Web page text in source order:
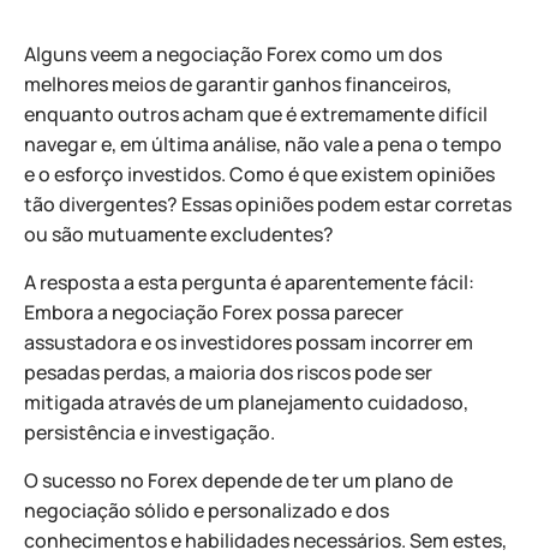
Alguns veem a negociação Forex como um dos
melhores meios de garantir ganhos financeiros,
enquanto outros acham que é extremamente difícil
navegar e, em última análise, não vale a pena o tempo
e o esforço investidos. Como é que existem opiniões
tão divergentes? Essas opiniões podem estar corretas
ou são mutuamente excludentes?
A resposta a esta pergunta é aparentemente fácil:
Embora a negociação Forex possa parecer
assustadora e os investidores possam incorrer em
pesadas perdas, a maioria dos riscos pode ser
mitigada através de um planejamento cuidadoso,
persistência e investigação.
O sucesso no Forex depende de ter um plano de
negociação sólido e personalizado e dos
conhecimentos e habilidades necessários. Sem estes,